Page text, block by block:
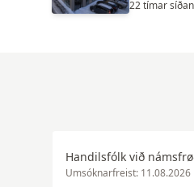
22 tímar síðan
Handilsfólk við
Umsóknarfreist: 11.08.2026